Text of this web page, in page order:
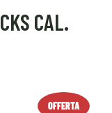
CAL.
OFFERTA